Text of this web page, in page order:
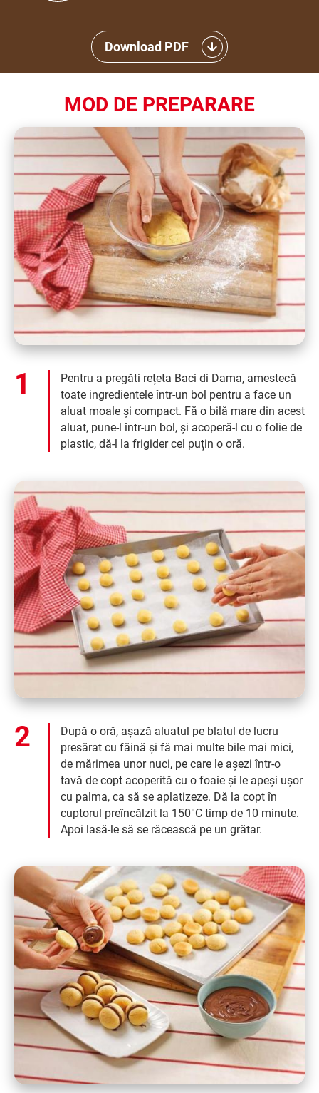
Download PDF
MOD DE PREPARARE
Pentru a pregăti rețeta Baci di Dama, amestecă
toate ingredientele într-un bol pentru a face un
aluat moale și compact. Fă o bilă mare din acest
aluat, pune-l într-un bol, și acoperă-l cu o folie de
plastic, dă-l la frigider cel puțin o oră.
După o oră, așază aluatul pe blatul de lucru
presărat cu făină și fă mai multe bile mai mici,
de mărimea unor nuci, pe care le așezi într-o
tavă de copt acoperită cu o foaie și le apeși ușor
cu palma, ca să se aplatizeze. Dă la copt în
cuptorul preîncălzit la 150°C timp de 10 minute.
Apoi lasă-le să se răcească pe un grătar.